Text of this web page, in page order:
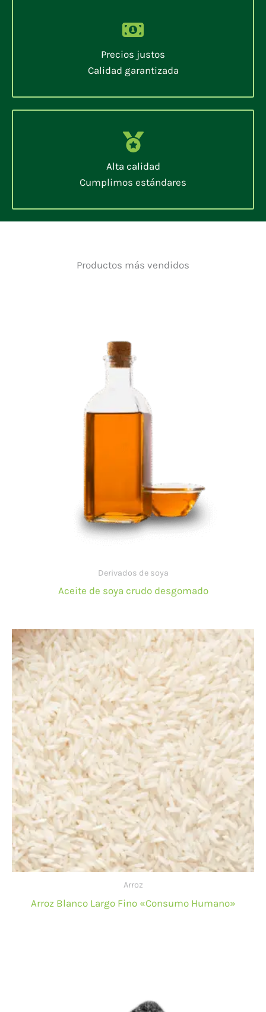
Precios justos
Calidad garantizada
Alta calidad
Cumplimos estándares
Productos más vendidos
Derivados de soya
Aceite de soya crudo desgomado
Arroz
Arroz Blanco Largo Fino «Consumo Humano»